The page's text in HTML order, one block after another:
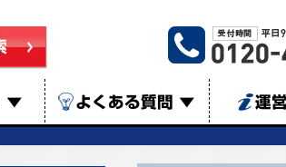
▼ よくある質問 ▼ 運